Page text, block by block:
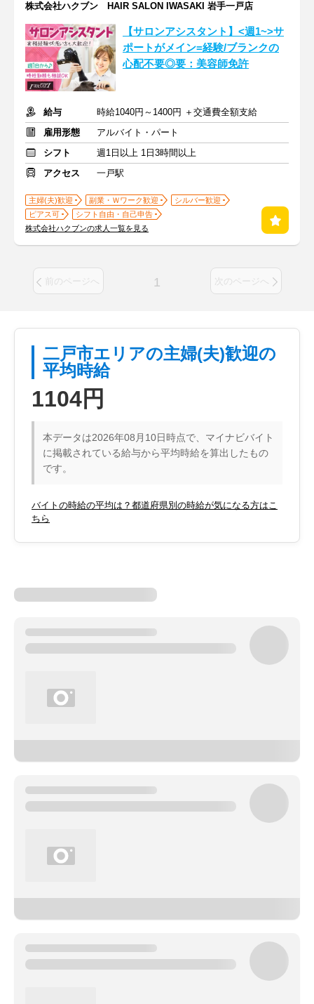
株式会社ハクブン HAIR SALON IWASAKI 岩手一戸店
【サロンアシスタント】<週1~>サ
ポートがメイン=経験/ブランクの
心配不要◎要：美容師免許
給与
時給1040円～1400円 ＋交通費全額支給
雇用形態
アルバイト・パート
シフト
週1日以上 1日3時間以上
アクセス
一戸駅
主婦(夫)歓迎 副業・Ｗワーク歓迎
シルバー歓迎
ピアス可
シフト自由・自己申告
株式会社ハクブンの求人一覧を見る
前のページへ 1 次のページへ
二戸市エリアの主婦(夫)歓迎の
平均時給
1104円
本データは2026年08月10日時点で、マイナビバイト
に掲載されている給与から平均時給を算出したもの
です。
バイトの時給の平均は？都道府県別の時給が気になる方はこ
ちら